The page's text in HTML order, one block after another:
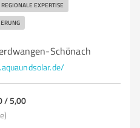
REGIONALE EXPERTISE
Schönach
/ 5,00